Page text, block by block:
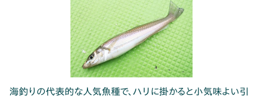
海釣りの代表的な人気魚種で、ハリに掛かると小気味よい引